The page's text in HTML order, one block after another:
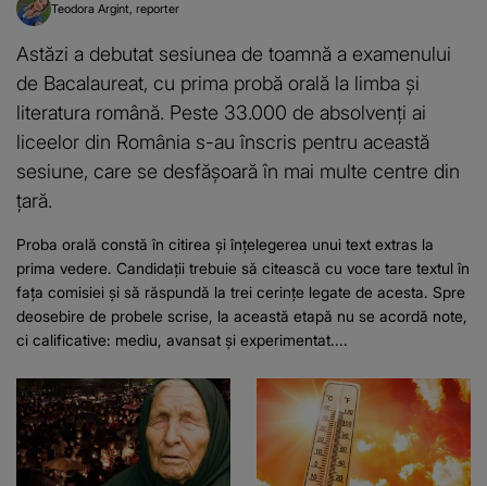
Teodora Argint reporter
Astăzi a debutat sesiunea de toamnă a examenului
de Bacalaureat, cu prima probă orală la limba și
literatura română. Peste 33.000 de absolvenți ai
liceelor din România s-au înscris pentru această
sesiune, care se desfășoară în mai multe centre din
țară.
Proba orală constă în citirea și înțelegerea unui text extras la
prima vedere. Candidații trebuie să citească cu voce tare textul în
fața comisiei și să răspundă la trei cerințe legate de acesta. Spre
deosebire de probele scrise, la această etapă nu se acordă note,
ci calificative: mediu, avansat și experimentat....